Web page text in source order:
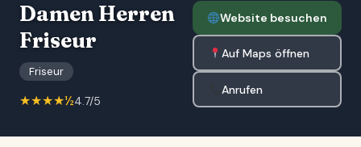
Damen Herren
Friseur
Friseur
★★★★½4.7/5
Website besuchen
Auf Maps öffnen
Anrufen